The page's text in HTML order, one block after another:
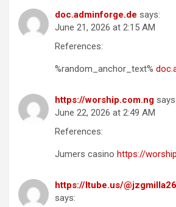
doc.adminforge.de says:
June 21, 2026 at 2:15 AM
References:
%random_anchor_text%
https://worship.com.ng says:
June 22, 2026 at 2:49 AM
References:
Jumers casino https://
https://ltube.us/
says: